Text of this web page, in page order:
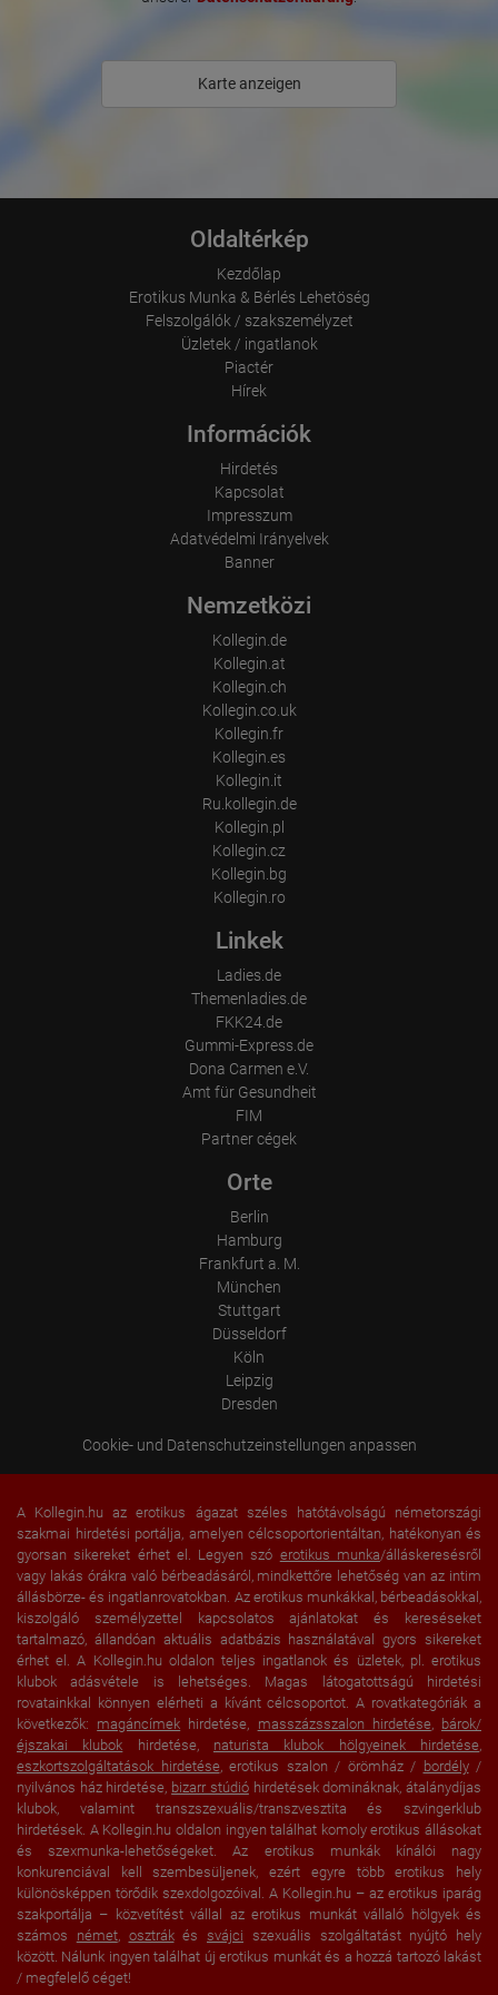
Language
Device (PC, tablet PC or smartphone)
portal or did he leave it completely?
Place of processing:
European Union & USA
Karte anzeigen
Oldaltérkép
Kezdőlap
Erotikus Munka & Bérlés Lehetöség
Felszolgálók / szakszemélyzet
Üzletek / ingatlanok
Piactér
Hírek
Információk
Hirdetés
Kapcsolat
Impresszum
Adatvédelmi Irányelvek
Banner
Nemzetközi
Kollegin.de
Kollegin.at
Kollegin.ch
Kollegin.co.uk
Kollegin.fr
Kollegin.es
Kollegin.it
Ru.kollegin.de
Kollegin.pl
Kollegin.cz
Kollegin.bg
Kollegin.ro
Linkek
Ladies.de
Themenladies.de
FKK24.de
Gummi-Express.de
Dona Carmen e.V.
Amt für Gesundheit
FIM
Partner cégek
Orte
Berlin
Hamburg
Frankfurt a. M.
München
Stuttgart
Düsseldorf
Köln
Leipzig
Dresden
Cookie- und Datenschutzeinstellungen anpassen
A Kollegin.hu az erotikus ágazat széles hatótávolságú németországi
szakmai hirdetési portálja, amelyen célcsoportorientáltan, hatékonyan és
gyorsan sikereket érhet el. Legyen szó erotikus munka/álláskeresésről
vagy lakás órákra való bérbeadásáról, mindkettőre lehetőség van az intim
állásbörze- és ingatlanrovatokban. Az erotikus munkákkal, bérbeadásokkal,
kiszolgáló személyzettel kapcsolatos ajánlatokat és kereséseket
tartalmazó, állandóan aktuális adatbázis használatával gyors sikereket
érhet el. A Kollegin.hu oldalon teljes ingatlanok és üzletek, pl. erotikus
klubok adásvétele is lehetséges. Magas látogatottságú hirdetési
rovatainkkal könnyen elérheti a kívánt célcsoportot. A rovatkategóriák a
következők: magáncímek hirdetése, masszázsszalon hirdetése, bárok/
éjszakai klubok hirdetése, naturista klubok hölgyeinek hirdetése,
eszkortszolgáltatások hirdetése, erotikus szalon / örömház / bordély/
nyilvános ház hirdetése, bizarr stúdióhirdetések domináknak, átalánydíjas
klubok, valamint transzszexuális/transzvesztita és szvingerklub
hirdetések. A Kollegin.hu oldalon ingyen találhat komoly erotikus állásokat
és szexmunka-lehetőségeket. Az erotikus munkák kínálói nagy
konkurenciával kell szembesüljenek, ezért egyre több erotikus hely
különösképpen törődik szexdolgozóival. A Kollegin.hu – az erotikus iparág
szakportálja – közvetítést vállal az erotikus munkát vállaló hölgyek és
számos német, osztrákés svájci szexuális szolgáltatást nyújtó hely
között. Nálunk ingyen találhat új erotikus munkát és a hozzá tartozó lakást
/ megfelelő céget!